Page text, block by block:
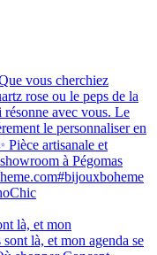
là, et mon